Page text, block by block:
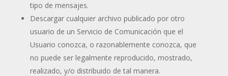
tipo de mensajes.
Descargar cualquier archivo publicado por otro
usuario de un Servicio de Comunicación que el
Usuario conozca, o razonablemente conozca, que
no puede ser legalmente reproducido, mostrado,
realizado, y/o distribuido de tal manera.